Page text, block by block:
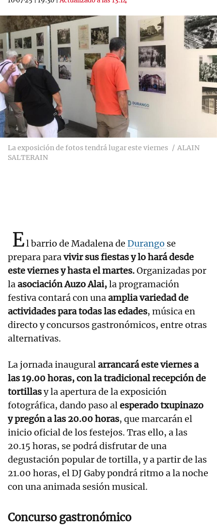
La exposición de fotos tendrá lugar este viernes
ALAIN
SALTERAIN
El barrio de Madalena de Durango se
prepara paravivir sus fiestas y lo hará desde
este viernes y hasta el martes.Organizadas por
laasociación Auzo Alai,la programación
festiva contará con unaamplia variedad de
actividades para todas las edades, música en
directo y concursos gastronómicos, entre otras
alternativas.
La jornada inauguralarrancará este viernes a
las 19.00 horas, con la tradicional recepción de
tortillasy la apertura de la exposición
fotográfica, dando paso alesperado txupinazo
y pregón a las 20.00 horas, que marcarán el
inicio oficial de los festejos. Tras ello, a las
20.15 horas, se podrá disfrutar de una
degustación popular de tortilla, y a partir de las
21.00 horas, el DJ Gaby pondrá ritmo a la noche
con una animada sesión musical.
Concurso gastronómico